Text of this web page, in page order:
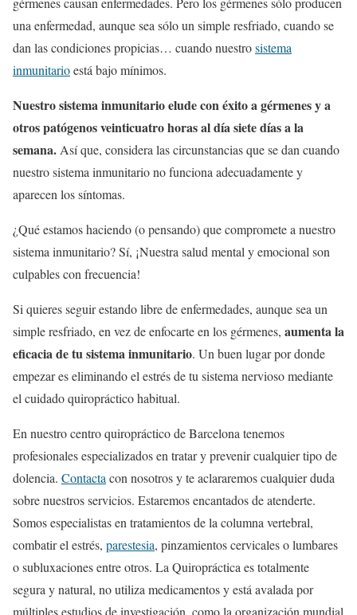
una enfermedad, aunque sea sólo un simple resfriado, cuando se
dan las condiciones propicias… cuando nuestrosistema
inmunitarioestá bajo mínimos.
Nuestro sistema inmunitario elude con éxito a gérmenes y a
otros patógenos veinticuatro horas al día siete días a la
semana.Así que, considera las circunstancias que se dan cuando
nuestro sistema inmunitario no funciona adecuadamente y
aparecen los síntomas.
¿Qué estamos haciendo (o pensando) que compromete a nuestro
sistema inmunitario? Sí, ¡Nuestra salud mental y emocional son
culpables con frecuencia!
Si quieres seguir estando libre de enfermedades, aunque sea un
simple resfriado, en vez de enfocarte en los gérmenes, aumenta la
eficacia de tu sistema inmunitario. Un buen lugar por donde
empezar es eliminando el estrés de tu sistema nervioso mediante
el cuidado quiropráctico habitual.
En nuestro centro quiropráctico de Barcelona tenemos
profesionales especializados en tratar y prevenir cualquier tipo de
dolencia. Contactacon nosotros y te aclararemos cualquier duda
sobre nuestros servicios. Estaremos encantados de atenderte.
Somos especialistas en tratamientos de lacolumna vertebral,
combatir el estrés, parestesia, pinzamientos cervicales o lumbares
o subluxaciones entre otros. La Quiropráctica es totalmente
segura y natural, no utiliza medicamentos y está avalada por